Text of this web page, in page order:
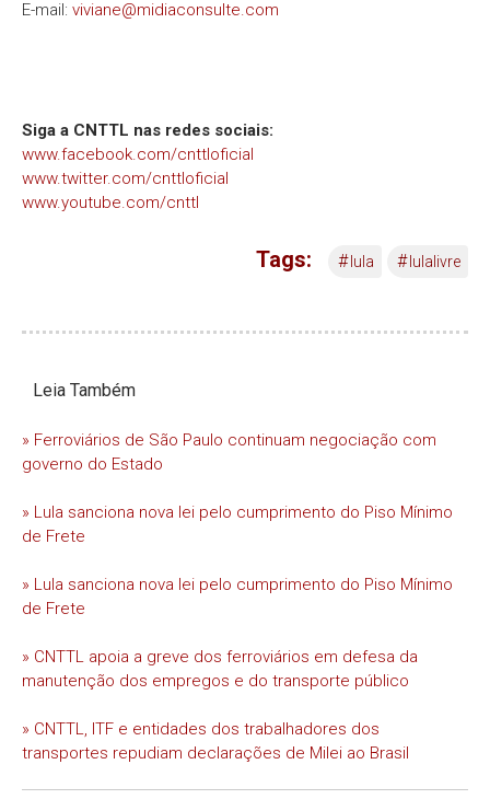
E-mail: viviane@midiaconsulte.com
Siga a CNTTL nas redes sociais:
www.facebook.com/cnttloficial
www.twitter.com/cnttloficial
www.youtube.com/cnttl
Tags: # lula # lulalivre
Leia Também
» Ferroviários de São Paulo continuam negociação com
governo do Estado
» Lula sanciona nova lei pelo cumprimento do Piso Mínimo
de Frete
» Lula sanciona nova lei pelo cumprimento do Piso Mínimo
de Frete
» CNTTL apoia a greve dos ferroviários em defesa da
manutenção dos empregos e do transporte público
» CNTTL, ITF e entidades dos trabalhadores dos
transportes repudiam declarações de Milei ao Brasil